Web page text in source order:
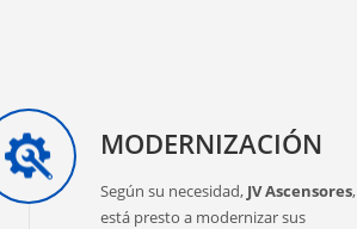
MODERNIZACIÓN
Según su necesidad, JV Ascensores,
está presto a modernizar sus